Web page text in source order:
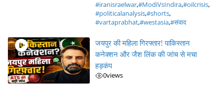
#iranisraelwar,#ModiVsIndira,#oilcrisis,
#politicalanalysis,#shorts,
#vartaprabhat,#westasia,#संवाद
जयपुर की महिला गिरफ्तार! पाकिस्तान
कनेक्शन और जैश लिंक की जांच से मचा
हड़कंप
0views